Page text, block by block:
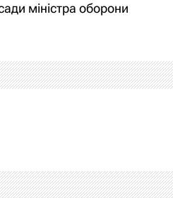
міністра оборони